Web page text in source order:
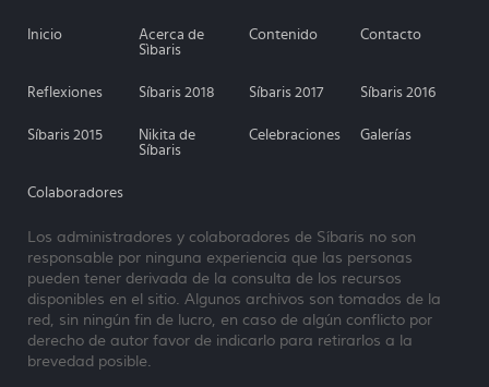
Inicio
Acerca de
Sìbaris
Contenido Contacto
Reflexiones Síbaris 2018 Síbaris 2017 Síbaris 2016
Síbaris 2015
Nikita de
Síbaris
Celebraciones Galerías
Colaboradores
Los administradores y colaboradores de Síbaris no son
responsable por ninguna experiencia que las personas
pueden tener derivada de la consulta de los recursos
disponibles en el sitio. Algunos archivos son tomados de la
red, sin ningún fin de lucro, en caso de algún conflicto por
derecho de autor favor de indicarlo para retirarlos a la
brevedad posible.